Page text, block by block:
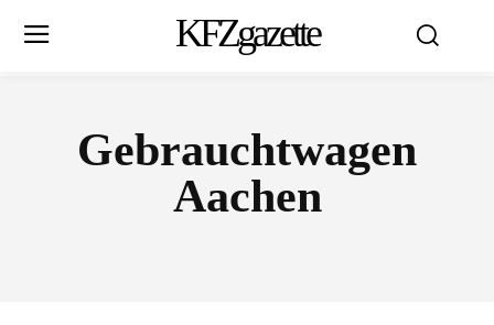
KFZgazette
Gebrauchtwagen
Aachen